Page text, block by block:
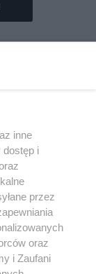
B7c
do 10000 K
mocy
inne
dostęp i
przez
oraz
i Zaufani